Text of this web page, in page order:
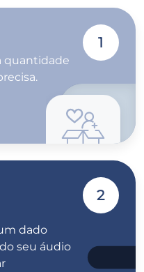
quantidade
1
dado
seu áudio
2